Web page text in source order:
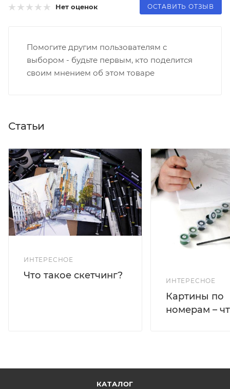
Нет оценок ОСТАВИТЬ ОТЗЫВ
Помогите другим пользователям с
выбором - будьте первым, кто поделится
своим мнением об этом товаре
Статьи
ИНТЕРЕСНОЕ
Что такое скетчинг?
ИНТЕРЕСНОЕ
Картины по
номерам –
КАТАЛОГ